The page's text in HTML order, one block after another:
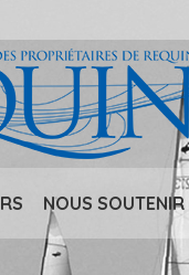
NOUS SOUTENIR